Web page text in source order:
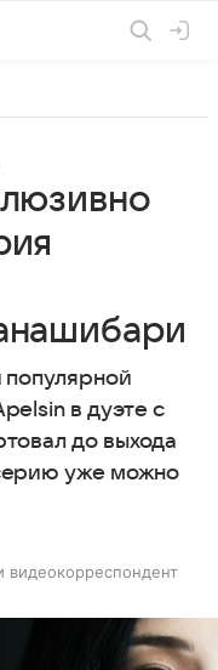
популярной
в дуэте с
до выхода
уже можно
видеокорреспондент